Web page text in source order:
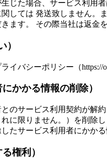
じた場合、サービス利用
しては 発送致しません。
ます。 その際当社は返金
）
イバシーポリシー（https://
かかる情報の削除）
のサービス利用契約が解
に限りません。）を削除し
たサービス利用者にかかる
権利）